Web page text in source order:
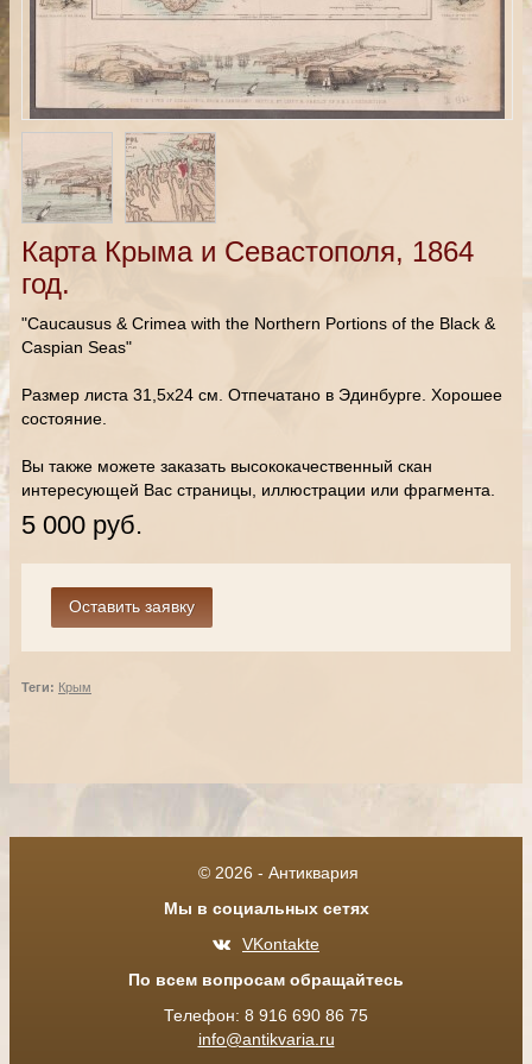
Карта Крыма и Севастополя, 1864
год.
"Caucausus & Crimea with the Northern Portions of the Black &
Caspian Seas"
Размер листа 31,5х24 см. Отпечатано в Эдинбурге. Хорошее
состояние.
Вы также можете заказать высококачественный скан
интересующей Вас страницы, иллюстрации или фрагмента.
5 000 руб.
Теги: Крым
© 2026 - Антиквария
Мы в социальных сетях
VKontakte
По всем вопросам обращайтесь
Телефон: 8 916 690 86 75
info@antikvaria.ru